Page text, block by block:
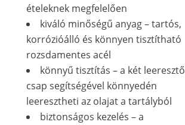
ételeknek megfelelően
kiváló minőségű anyag – tartós,
korrózióálló és könnyen tisztítható
rozsdamentes acél
könnyű tisztítás – a két leeresztő
csap segítségével könnyedén
leeresztheti az olajat a tartályból
biztonságos kezelés – a